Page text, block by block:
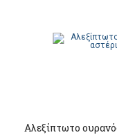
Αλεξίπτωτο